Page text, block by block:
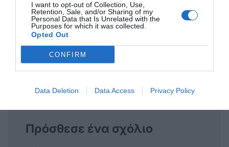
I want to opt-out of Collection, Use,
Retention, Sale, and/or Sharing of my
Personal Data that Is Unrelated with the
Purposes for which it was collected.
Opted Out
CONFIRM
Data Deletion Data Access Privacy Policy
Η ανωνυμία είναι το καλύτερο κρησφύγετο δειλίας και
χυδαιότητας!
Σχόλια 0
Πρόσθεσε ένα σχόλιο